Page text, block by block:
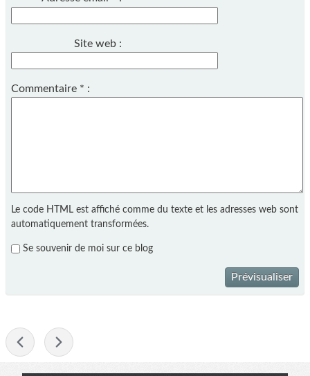
Site web :
Commentaire * :
Le code HTML est affiché comme du texte et les adresses web sont
automatiquement transformées.
Se souvenir de moi sur ce blog
Prévisualiser